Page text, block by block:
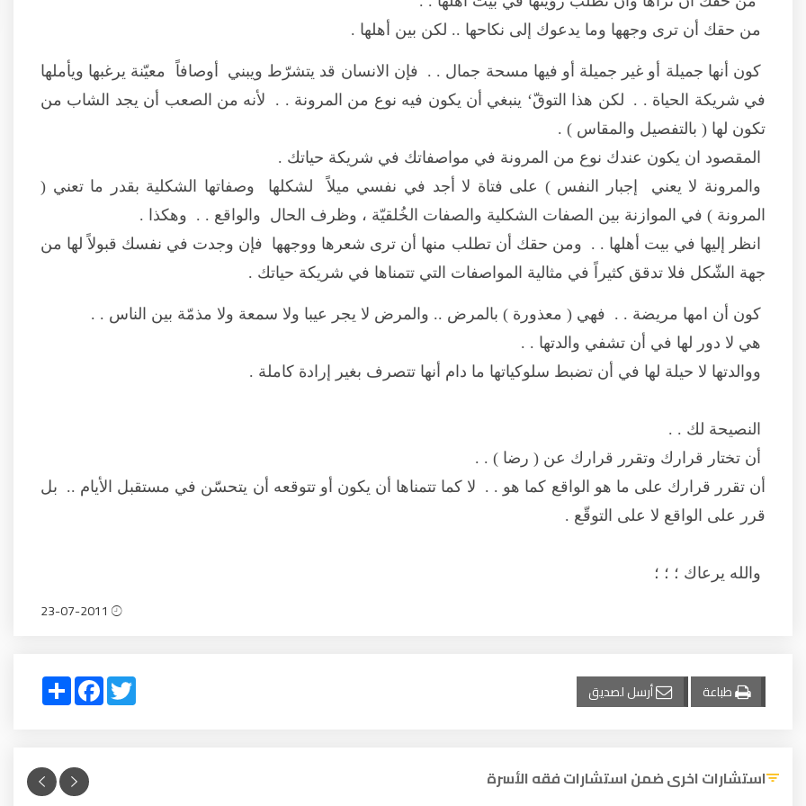
من حقك أن ترى وجهها وما يدعوك إلى نكاحها .. لكن بين أهلها .
كون أنها جميلة أو غير جميلة أو فيها مسحة جمال . . فإن الانسان قد يتشرّط ويبني أوصافاً معيّنة يرغبها ويأملها
في شريكة الحياة . . لكن هذا التوقّ‘ ينبغي أن يكون فيه نوع من المرونة . . لأنه من الصعب أن يجد الشاب من
تكون لها ( بالتفصيل والمقاس ) .
المقصود ان يكون عندك نوع من المرونة في مواصفاتك في شريكة حياتك .
والمرونة لا يعني إجبار النفس ) على فتاة لا أجد في نفسي ميلاً لشكلها وصفاتها الشكلية بقدر ما تعني (
المرونة ) في الموازنة بين الصفات الشكلية والصفات الخُلقيّة ، وظرف الحال والواقع . . وهكذا .
انظر إليها في بيت أهلها . . ومن حقك أن تطلب منها أن ترى شعرها ووجهها فإن وجدت في نفسك قبولاً لها من
جهة الشّكل فلا تدقق كثيراً في مثالية المواصفات التي تتمناها في شريكة حياتك .
كون أن امها مريضة . . فهي ( معذورة ) بالمرض .. والمرض لا يجر عيبا ولا سمعة ولا مذمّة بين الناس . .
هي لا دور لها في أن تشفي والدتها . .
ووالدتها لا حيلة لها في أن تضبط سلوكياتها ما دام أنها تتصرف بغير إرادة كاملة .
النصيحة لك . .
أن تختار قرارك وتقرر قرارك عن ( رضا ) . .
أن تقرر قرارك على ما هو الواقع كما هو . . لا كما تتمناها أن يكون أو تتوقعه أن يتحسّن في مستقبل الأيام .. بل
قرر على الواقع لا على التوقّع .
والله يرعاك ؛ ؛ ؛
طباعة أرسل لصديق Share
FacebookTwitter
استشارات اخرى ضمن استشارات فقه الأسرة